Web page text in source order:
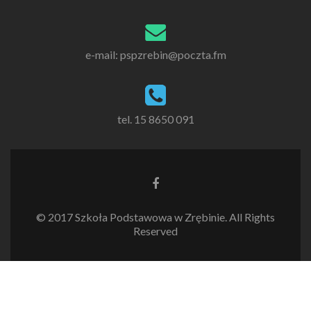
e-mail: pspzrebin@poczta.fm
tel. 15 8650 091
Link
© 2017 Szkoła Podstawowa w Zrębinie. All Rights
Reserved